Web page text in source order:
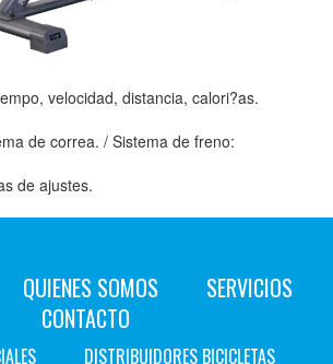
velocidad, distancia, calori?as.
de correa. / Sistema de freno:
de ajustes.
QUIENES SOMOS
SERVICIOS
CONTACTO
DISTRIBUIDORES BICICLETAS